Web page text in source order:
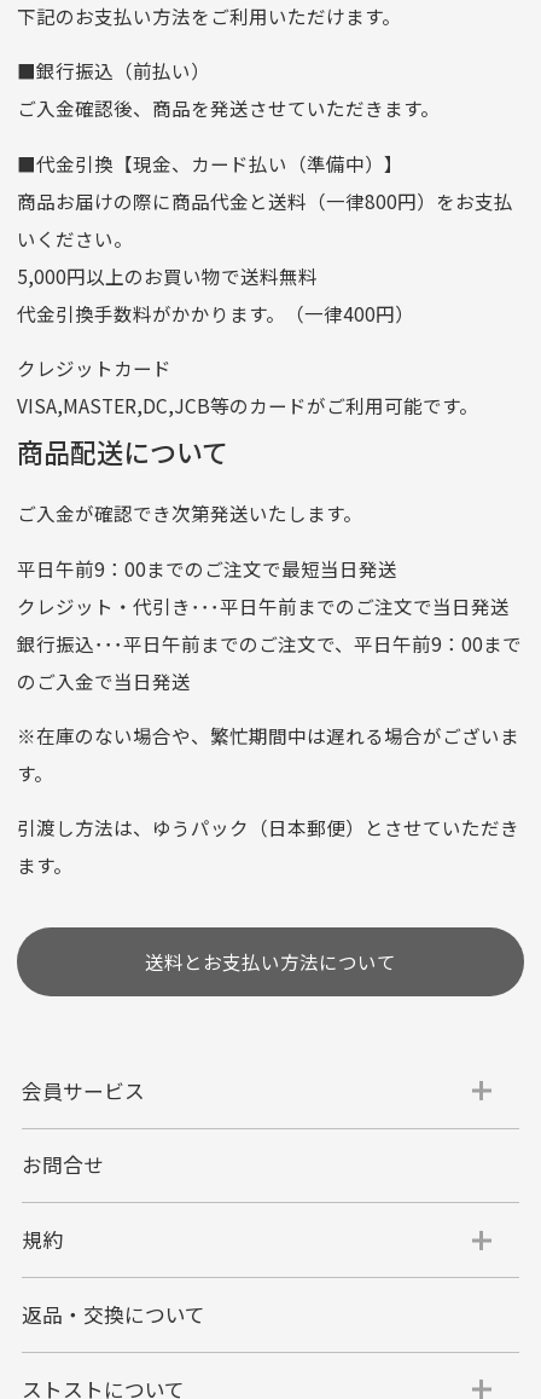
[…]
支店名
和歌山支店
口座種別
普通
口座番号
0255557
口座名義
株式会社一条
ゆうちょ銀行
ゆうちょ間
記号
14710
他銀行から
店名
四七八（読みヨンナナハチ）
店番
478
預金種目
普通預金
口座番号
0776226
口座名義
株式会社一条
クレジットカード
選びいただけない場合がございます。
代金引換
代引手数料一律400円
す。
代金引換でのお支払い方法は現金のみとなりま
す。
下記のお支払い方法をご利用いただけます。
■銀行振込（前払い）
ご入金確認後、商品を発送させていただきます。
■代金引換【現金、カード払い（準備中）】
商品お届けの際に商品代金と送料（一律800円）をお支払
いください。
5,000円以上のお買い物で送料無料
代金引換手数料がかかります。（一律400円）
クレジットカード
VISA,MASTER,DC,JCB等のカードがご利用可能です。
商品配送について
ご入金が確認でき次第発送いたします。
平日午前9：00までのご注文で最短当日発送
クレジット・代引き･･･平日午前までのご注文で当日発送
銀行振込･･･平日午前までのご注文で、平日午前9：00まで
のご入金で当日発送
※在庫のない場合や、繁忙期間中は遅れる場合がございま
す。
引渡し方法は、ゆうパック（日本郵便）とさせていただき
ます。
送料とお支払い方法について
会員サービス
お問合せ
規約
返品・交換について
ストストについて